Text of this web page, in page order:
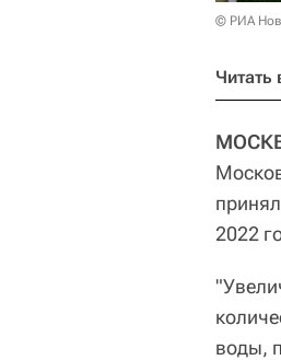
© РИА
Читать
2022
воды,